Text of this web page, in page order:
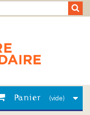
Panier (vide)